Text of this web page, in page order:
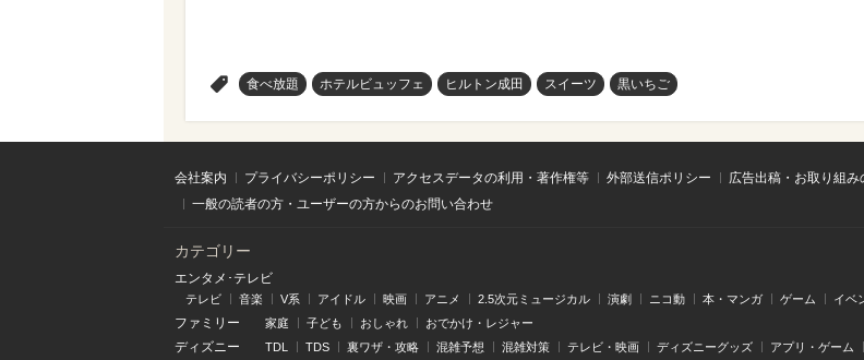
食べ放題 ホテルビュッフェ ヒルトン成田 スイーツ 黒いちご
会社案内 プライバシーポリシー アクセスデータの利用・著作権等 外部送信ポリシー
広告出稿・お取り組
一般の読者の方・ユーザーの方からのお問い合わせ
カテゴリー
エンタメ･テレビ
テレビ 音楽 V系 アイドル 映画 アニメ 2.5次元ミュージカル 演劇 ニコ動 本・マンガ ゲーム イベ
ファミリー 家庭 子ども おしゃれ おでかけ・レジャー
ディズニー TDL TDS 裏ワザ・攻略 混雑予想 混雑対策 テレビ・映画 ディズニーグッズ アプリ・ゲーム